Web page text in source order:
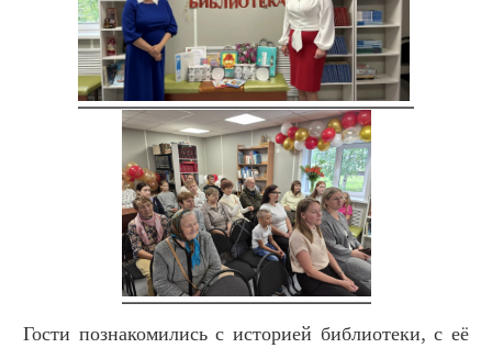
Гости познакомились с историей библиотеки, с её